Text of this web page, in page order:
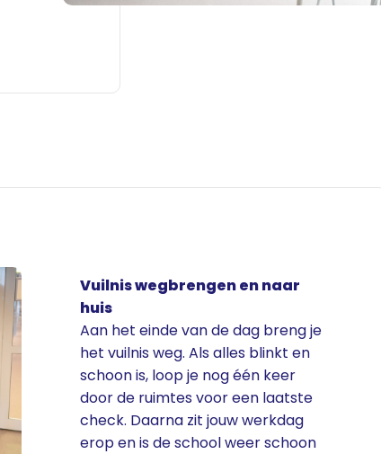
Vuilnis wegbrengen en naar
huis
Aan het einde van de dag breng je
het vuilnis weg. Als alles blinkt en
schoon is, loop je nog één keer
door de ruimtes voor een laatste
check. Daarna zit jouw werkdag
erop en is de school weer schoon